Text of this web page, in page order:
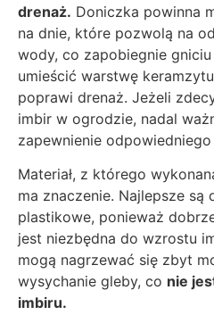
drenaż. Doniczka powinna
na dnie, które pozwolą na
wody, co zapobiegnie
umieścić warstwę
poprawi drenaż. Jeżeli
imbir w ogrodzie, nadal
zapewnienie
Materiał, z którego
ma znaczenie. Najlepsze są
plastikowe, ponieważ
jest niezbędna do wzrostu
mogą nagrzewać się zbyt
wysychanie gleby, co nie
imbiru.